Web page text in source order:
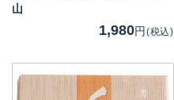
山
1,980円 (税込)